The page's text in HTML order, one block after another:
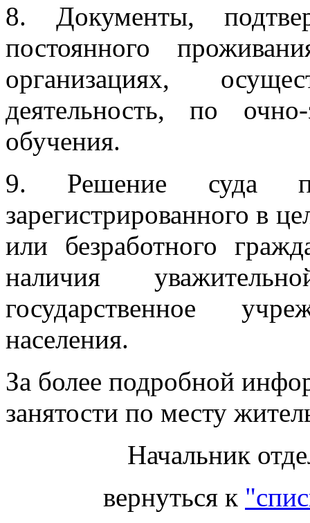
8. Документы,
постоянного
организациях,
деятельность, по
обучения.
9. Решение суда
зарегистрированного в
или безработного
наличия
государственное
населения.
За более подробной
занятости по месту
Начальник
вернуться к